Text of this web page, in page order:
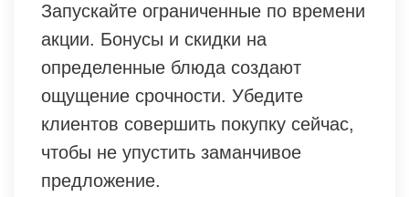
Запускайте ограниченные по времени
акции. Бонусы и скидки на
определенные блюда создают
ощущение срочности. Убедите
клиентов совершить покупку сейчас,
чтобы не упустить заманчивое
предложение.